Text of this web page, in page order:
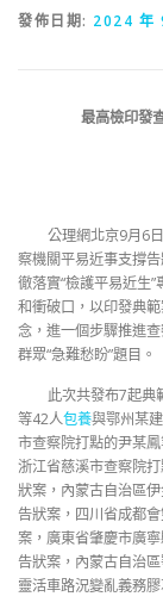
發佈日期: 2024 年
最高檢印發
公理網北京9月6
察機關平易近事支撐
徹落實“檢護平易近生
和衝破口，以印發典
念，進一個步驟推進
群眾“急難愁盼”題目。
此次共發布7起典
等42人包養與鄂州某
市查察院打點的尹某
浙江省慈溪市查察院
狀案，內蒙古自治區
告狀案，四川省成都
案，廣東省肇慶市廣
告狀案，內蒙古自治
靈活車路況變亂義務